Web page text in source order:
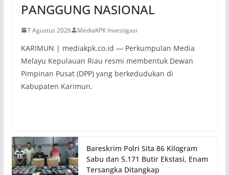
PANGGUNG NASIONAL
7 Agustus 2026 MediaKPK Investigasi
KARIMUN | mediakpk.co.id — Perkumpulan Media
Melayu Kepulauan Riau resmi membentuk Dewan
Pimpinan Pusat (DPP) yang berkedudukan di
Kabupaten Karimun.
Bareskrim Polri Sita 86 Kilogram
Sabu dan 5.171 Butir Ekstasi, Enam
Tersangka Ditangkap